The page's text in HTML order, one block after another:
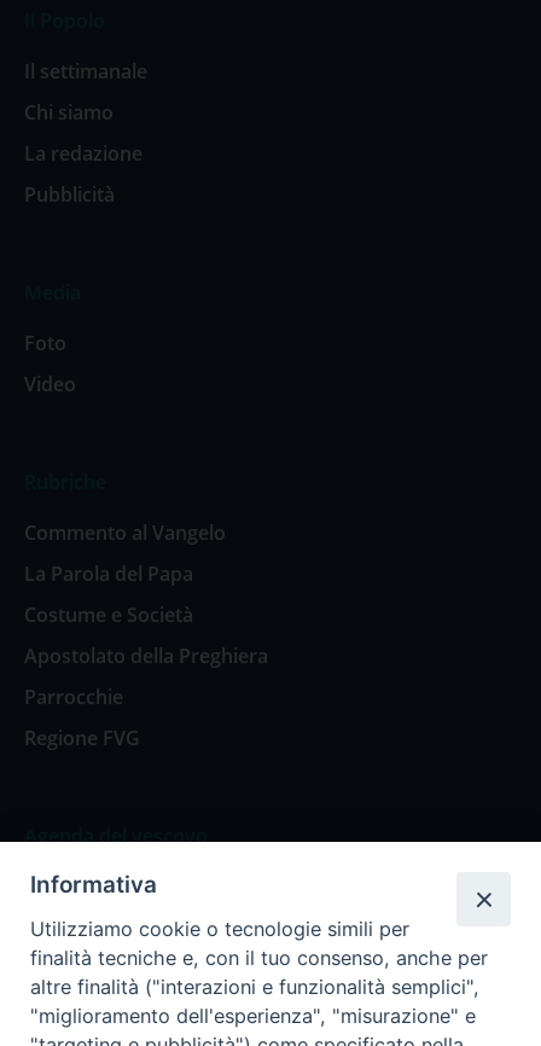
Il settimanale
Chi siamo
La redazione
Pubblicità
Foto
Video
Commento al Vangelo
La Parola del Papa
Costume e Società
Apostolato della Preghiera
Parrocchie
Regione FVG
Agenda del vescovo
Agenda del vescovo
Privacy Policy Trasparenza
Informativa
Utilizziamo cookie o tecnologie simili per
finalità tecniche e, con il tuo consenso, anche per
altre finalità ("interazioni e funzionalità semplici",
"miglioramento dell'esperienza", "misurazione" e